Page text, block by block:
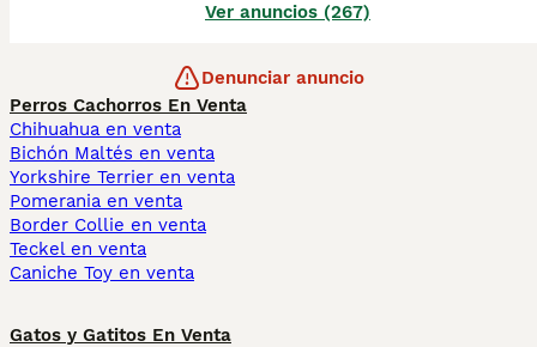
Ver anuncios (267)
Denunciar anuncio
Perros Cachorros En Venta
Chihuahua en venta
Bichón Maltés en venta
Yorkshire Terrier en venta
Pomerania en venta
Border Collie en venta
Teckel en venta
Caniche Toy en venta
Gatos y Gatitos En Venta